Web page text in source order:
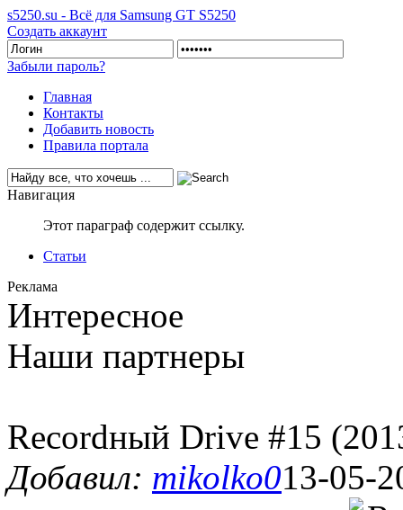
s5250.su - Всё для Samsung GT S5250
Создать аккаунт
Забыли пароль?
Главная
Контакты
Добавить новость
Правила портала
Навигация
Этот параграф содержит ссылку.
Статьи
Реклама
Интересное
Наши партнеры
Recordный Drive #15
Добавил: mikolko013-05-